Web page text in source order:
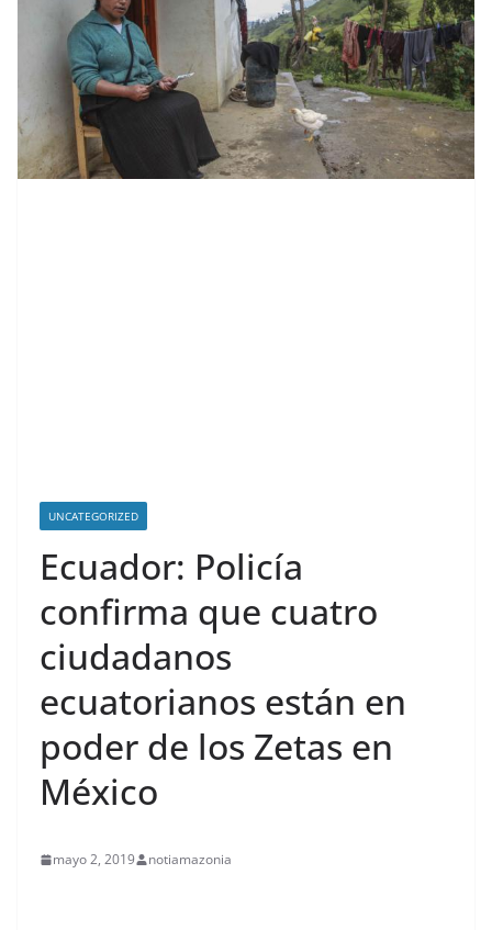
UNCATEGORIZED
Ecuador: Policía
confirma que cuatro
ciudadanos
ecuatorianos están en
poder de los Zetas en
México
mayo 2, 2019 notiamazonia